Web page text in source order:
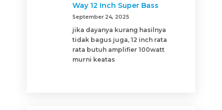
Way 12 Inch Super Bass
September 24, 2025
jika dayanya kurang hasilnya
tidak bagus juga, 12 inch rata
rata butuh amplifier 100watt
murni keatas